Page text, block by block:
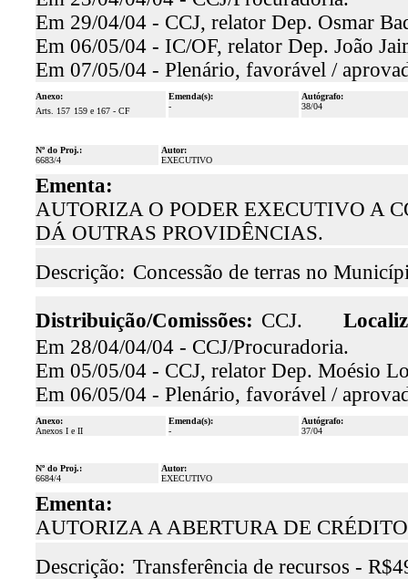
Em 29/04/04 - CCJ, relator Dep. Osmar
Em 06/05/04 - IC/OF, relator Dep. João
Em 07/05/04 - Plenário, favorável /
Anexo:
Arts. 157 159 e 167 - CF
Emenda(s):
-
Autógrafo:
38/04
Nº do Proj.:
6683/4
Autor:
EXECUTIVO
Ementa:
AUTORIZA O PODER EXECUTIVO A
DÁ OUTRAS PROVIDÊNCIAS.
Descrição: Concessão de terras no
Distribuição/Comissões: CCJ.
Em 28/04/04/04 - CCJ/Procuradoria.
Em 05/05/04 - CCJ, relator Dep. Moésio
Em 06/05/04 - Plenário, favorável /
Anexo:
Anexos I e II
Emenda(s):
-
Autógrafo:
37/04
Nº do Proj.:
6684/4
Autor:
EXECUTIVO
Ementa:
AUTORIZA A ABERTURA DE
Descrição: Transferência de recursos -